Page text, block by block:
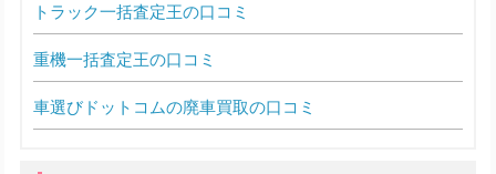
トラック一括査定王の口コミ
重機一括査定王の口コミ
車選びドットコムの廃車買取の口コミ